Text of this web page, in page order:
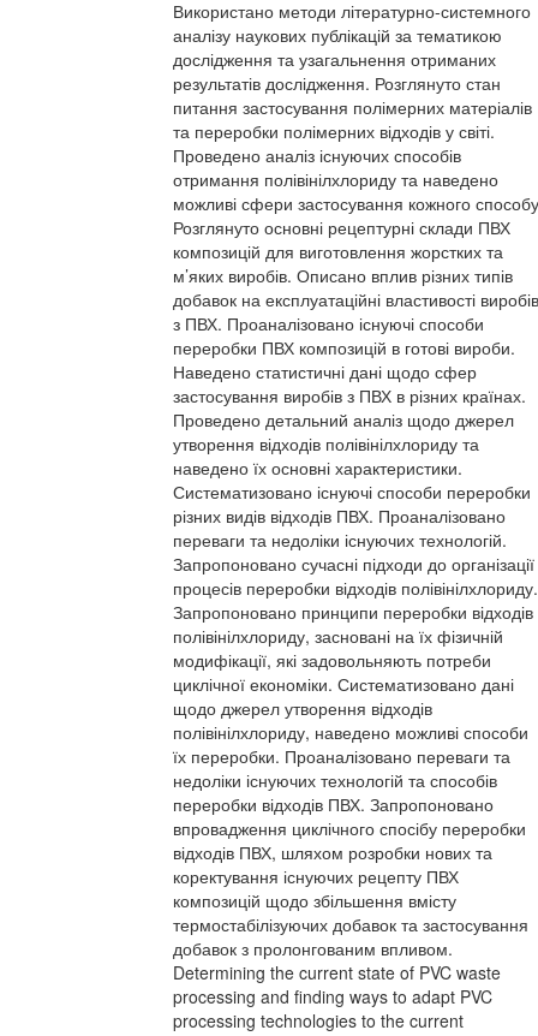
Використано методи літературно-системного
аналізу наукових публікацій за тематикою
дослідження та узагальнення отриманих
результатів дослідження. Розглянуто стан
питання застосування полімерних матеріалів
та переробки полімерних відходів у світі.
Проведено аналіз існуючих способів
отримання полівінілхлориду та наведено
можливі сфери застосування кожного
Розглянуто основні рецептурні склади ПВХ
композицій для виготовлення жорстких та
м’яких виробів. Описано вплив різних типів
добавок на експлуатаційні властивості виробів
з ПВХ. Проаналізовано існуючі способи
переробки ПВХ композицій в готові вироби.
Наведено статистичні дані щодо сфер
застосування виробів з ПВХ в різних країнах.
Проведено детальний аналіз щодо джерел
утворення відходів полівінілхлориду та
наведено їх основні характеристики.
Систематизовано існуючі способи переробки
різних видів відходів ПВХ. Проаналізовано
переваги та недоліки існуючих технологій.
Запропоновано сучасні підходи до організації
процесів переробки відходів полівінілхлориду.
Запропоновано принципи переробки відходів
полівінілхлориду, засновані на їх фізичній
модифікації, які задовольняють потреби
циклічної економіки. Систематизовано дані
щодо джерел утворення відходів
полівінілхлориду, наведено можливі способи
їх переробки. Проаналізовано переваги та
недоліки існуючих технологій та способів
переробки відходів ПВХ. Запропоновано
впровадження циклічного спосібу переробки
відходів ПВХ, шляхом розробки нових та
коректування існуючих рецепту ПВХ
композицій щодо збільшення вмісту
термостабілізуючих добавок та застосування
добавок з пролонгованим впливом.
Determining the current state of PVC waste
processing and finding ways to adapt PVC
processing technologies to the current